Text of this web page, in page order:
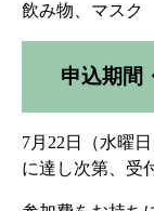
飲み物、マスク
申込期間
7月22日（水曜
に達し次第、受